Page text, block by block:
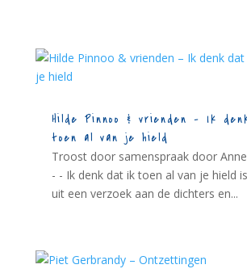
Hilde Pinnoo & vrienden – Ik
toen al van je hield
Troost door samenspraak door
- - Ik denk dat ik toen al van je hield
uit een verzoek aan de dichters en...